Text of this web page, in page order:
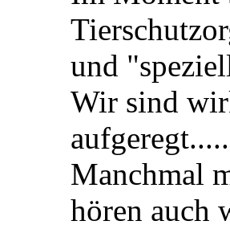
und
Wir sind
aufgeregt.....
Manchmal
hören auch